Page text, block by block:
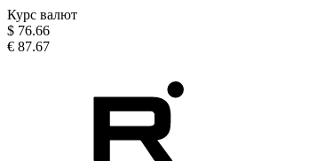
Курс валют
$ 76.66
€ 87.67